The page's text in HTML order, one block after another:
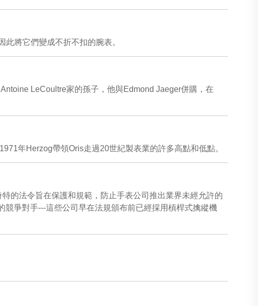
將它們變成不折不扣的腕表。
LeCoultre家的孫子，他與Edmond Jaeger併購，在
年Herzog帶領Oris走過20世紀製表業的許多高點和低點。
的法令旨在保護和規範，防止手表公司推出業界未經允許的
爭對手---這些公司早在法規頒布前已經採用槓桿式擒縱機